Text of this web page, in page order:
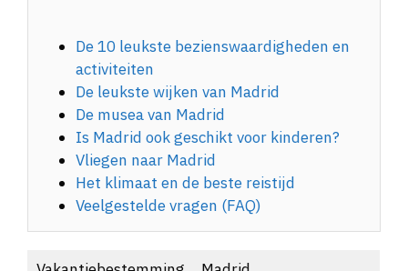
De 10 leukste bezienswaardigheden en
activiteiten
De leukste wijken van Madrid
De musea van Madrid
Is Madrid ook geschikt voor kinderen?
Vliegen naar Madrid
Het klimaat en de beste reistijd
Veelgestelde vragen (FAQ)